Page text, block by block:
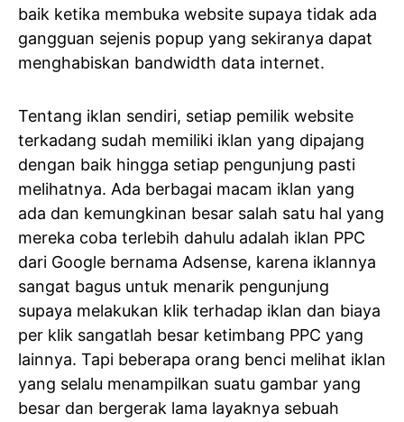
baik ketika membuka website supaya tidak ada
gangguan sejenis popup yang sekiranya dapat
menghabiskan bandwidth data internet.
Tentang iklan sendiri, setiap pemilik website
terkadang sudah memiliki iklan yang dipajang
dengan baik hingga setiap pengunjung pasti
melihatnya. Ada berbagai macam iklan yang
ada dan kemungkinan besar salah satu hal yang
mereka coba terlebih dahulu adalah iklan PPC
dari Google bernama Adsense, karena iklannya
sangat bagus untuk menarik pengunjung
supaya melakukan klik terhadap iklan dan biaya
per klik sangatlah besar ketimbang PPC yang
lainnya. Tapi beberapa orang benci melihat iklan
yang selalu menampilkan suatu gambar yang
besar dan bergerak lama layaknya sebuah